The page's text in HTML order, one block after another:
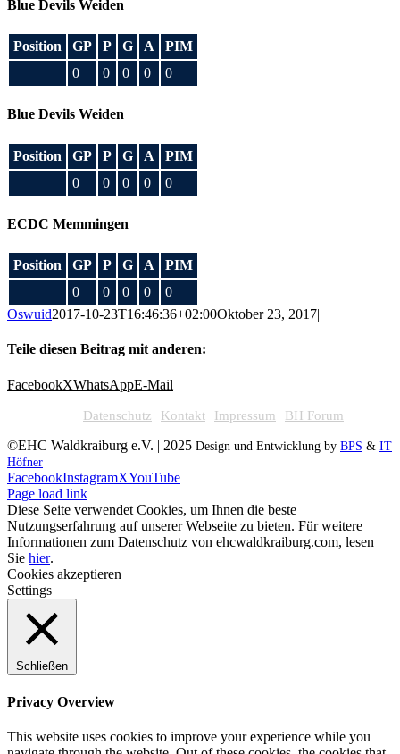
Blue Devils Weiden
Position GP P G A
PIM
0
0 0 0 0
Blue Devils Weiden
Position GP P G A
PIM
0
0 0 0 0
ECDC Memmingen
Position GP P G A
PIM
0
0 0 0
0
Oswuid2017-10-23T16:46:36+02:00Oktober 23, 2017|
Teile diesen Beitrag mit anderen:
FacebookXWhatsAppE-Mail
Datenschutz Kontakt Impressum BH Forum
©EHC Waldkraiburg e.V. | 2025 Design und Entwicklung by BPS & IT
Höfner
FacebookInstagramXYouTube
Page load link
Diese Seite verwendet Cookies, um Ihnen die beste
Nutzungserfahrung auf unserer Webseite zu bieten. Für weitere
Informationen zum Datenschutz von ehcwaldkraiburg.com, lesen
Sie hier.
Cookies akzeptieren
Settings
Schließen
Privacy Overview
This website uses cookies to improve your experience while you